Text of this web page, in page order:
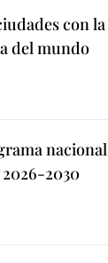
con la
del mundo
nacional
2030